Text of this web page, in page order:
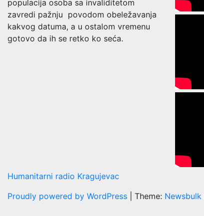
populacija osoba sa invaliditetom
zavredi pažnju povodom obeležavanja
kakvog datuma, a u ostalom vremenu
gotovo da ih se retko ko seća.
Humanitarni radio Kragujevac
Proudly powered by WordPress
Theme: Newsbulk